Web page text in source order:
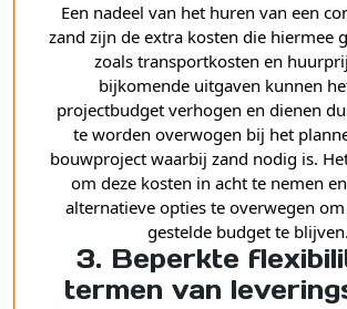
Een nadeel van het huren van een
zand zijn de extra kosten die hiermee
zoals transportkosten en
bijkomende uitgaven kunnen
projectbudget verhogen en dienen
te worden overwogen bij het
bouwproject waarbij zand nodig is.
om deze kosten in acht te nemen
alternatieve opties te overwegen
gestelde budget te blijven.
3. Beperkte
termen van